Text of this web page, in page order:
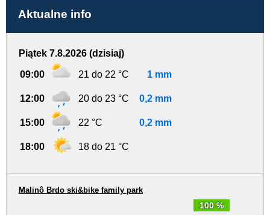
Aktualne info
Piątek 7.8.2026 (dzisiaj)
09:00 21 do 22 °C 1 mm
12:00 20 do 23 °C 0,2 mm
15:00 22 °C 0,2 mm
18:00 18 do 21 °C
100 %
Malinô Brdo ski&bike family park